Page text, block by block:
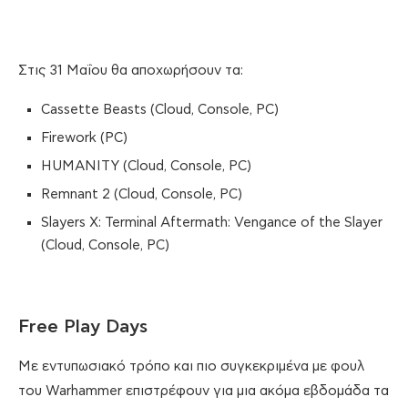
Στις 31 Μαΐου θα αποχωρήσουν τα:
Cassette Beasts (Cloud, Console, PC)
Firework (PC)
HUMANITY (Cloud, Console, PC)
Remnant 2 (Cloud, Console, PC)
Slayers X: Terminal Aftermath: Vengance of the Slayer
(Cloud, Console, PC)
Free Play Days
Με εντυπωσιακό τρόπο και πιο συγκεκριμένα με φουλ
του Warhammer επιστρέφουν για μια ακόμα εβδομάδα τα